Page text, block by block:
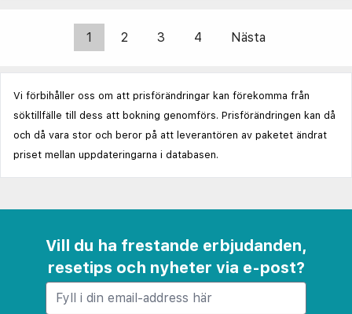
1 2 3 4 Nästa
Vi förbihåller oss om att prisförändringar kan förekomma från
söktillfälle till dess att bokning genomförs. Prisförändringen kan då
och då vara stor och beror på att leverantören av paketet ändrat
priset mellan uppdateringarna i databasen.
Vill du ha frestande erbjudanden,
resetips och nyheter via e-post?